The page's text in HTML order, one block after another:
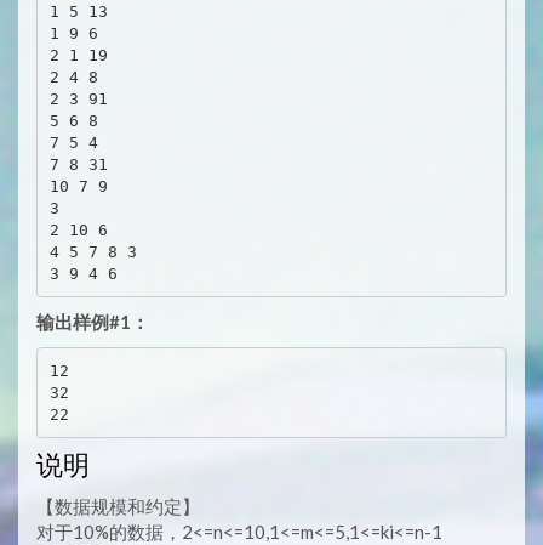
1 5 13
1 9 6
2 1 19
2 4 8
2 3 91
5 6 8
7 5 4
7 8 31
10 7 9
3
2 10 6
4 5 7 8 3
输出样例#1：
12
32
说明
【数据规模和约定】
对于10%的数据，2<=n<=10,1<=m<=5,1<=ki<=n-1